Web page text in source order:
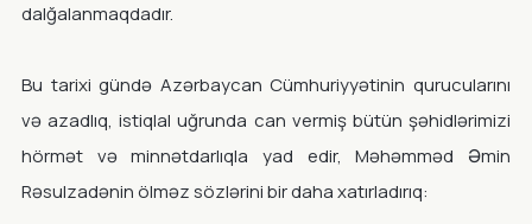
dalğalanmaqdadır.
Bu tarixi gündə Azərbaycan Cümhuriyyətinin qurucularını
və azadlıq, istiqlal uğrunda can vermiş bütün şəhidlərimizi
hörmət və minnətdarlıqla yad edir, Məhəmməd Əmin
Rəsulzadənin ölməz sözlərini bir daha xatırladırıq: